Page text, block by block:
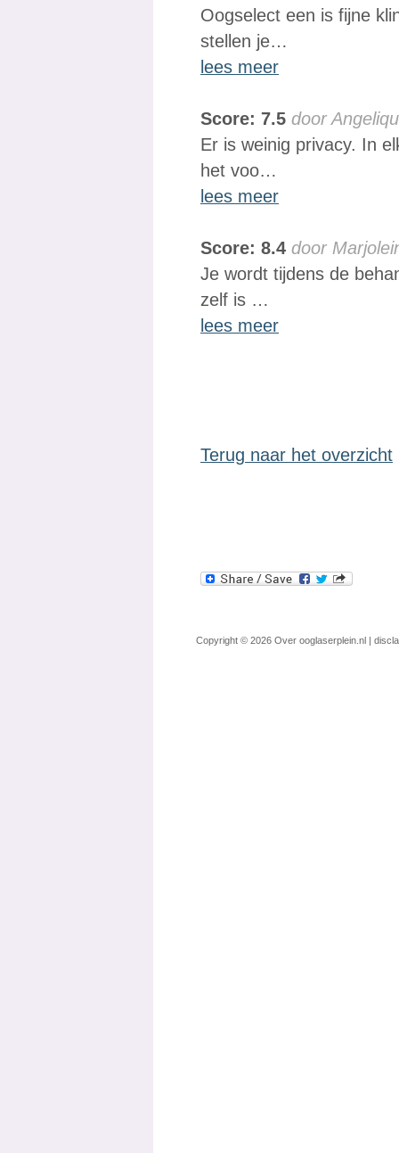
Oogselect een is fijne
stellen je…
lees meer
Score: 7.5 door
Er is weinig privacy. In
het voo…
lees meer
Score: 8.4 door
Je wordt tijdens de
zelf is …
lees meer
Terug naar het overzicht
Copyright © 2026 Over ooglaserplein.nl |